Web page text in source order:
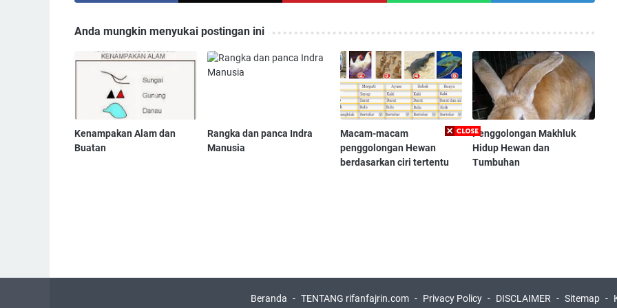
Anda mungkin menyukai postingan ini
Kenampakan Alam dan
Buatan
Rangka dan panca Indra
Manusia
Macam-macam
penggolongan Hewan
berdasarkan ciri tertentu
Penggolongan Makhluk
Hidup Hewan dan
Tumbuhan
Beranda TENTANG rifanfajrin.com Privacy Policy DISCLAIMER Sitemap